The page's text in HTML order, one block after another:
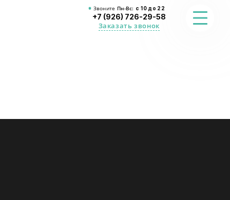
Звоните Пн-Вс: с 10 до 22
+7 (926) 726-29-58
Заказать звонок